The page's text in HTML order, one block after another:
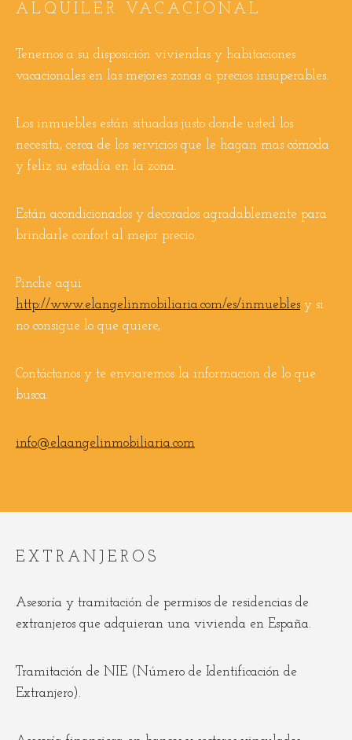
ALQUILER VACACIONAL
Tenemos a su disposición viviendas y habitaciones
vacacionales en las mejores zonas a precios insuperables.
Los inmuebles están situadas justo donde usted los
necesita, cerca de los servicios que le hagan mas cómoda
y feliz su estadía en la zona.
Están acondicionados y decorados agradablemente para
brindarle confort al mejor precio.
Pinche aqui
http://www.elangelinmobiliaria.com/es/inmuebles y si
no consigue lo que quiere,
Contáctanos y te enviaremos la informacion de lo que
busca.
info@elaangelinmobiliaria.com
EXTRANJEROS
Asesoría y tramitación de permisos de residencias de
extranjeros que adquieran una vivienda en España.
Tramitación de NIE (Número de Identificación de
Extranjero).